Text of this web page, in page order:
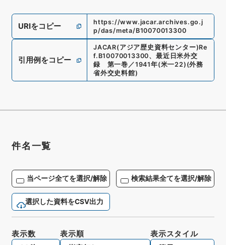
URIをコピー
https://www.jacar.archives.go.j
p/das/meta/B10070013300
引用例をコピー
JACAR(アジア歴史資料センター)Re
f. B10070013300、 最近日米外交
録 第一巻／1941年(米一22) (外務
省外交史料館)
件名一覧
当ページ全てを選択/解除 検索結果全てを選択/解除
選択した資料をCSV出力
表示数 表示順 表示スタイル